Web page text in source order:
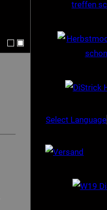
Select Language